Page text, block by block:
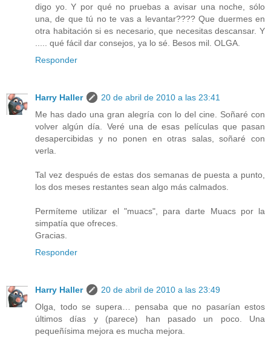
digo yo. Y por qué no pruebas a avisar una noche, sólo
una, de que tú no te vas a levantar???? Que duermes en
otra habitación si es necesario, que necesitas descansar. Y
..... qué fácil dar consejos, ya lo sé. Besos mil. OLGA.
Responder
Harry Haller
20 de abril de 2010 a las 23:41
Me has dado una gran alegría con lo del cine. Soñaré con
volver algún día. Veré una de esas películas que pasan
desapercibidas y no ponen en otras salas, soñaré con
verla.
Tal vez después de estas dos semanas de puesta a punto,
los dos meses restantes sean algo más calmados.
Permíteme utilizar el "muacs", para darte Muacs por la
simpatía que ofreces.
Gracias.
Responder
Harry Haller
20 de abril de 2010 a las 23:49
Olga, todo se supera… pensaba que no pasarían estos
últimos días y (parece) han pasado un poco. Una
pequeñísima mejora es mucha mejora.